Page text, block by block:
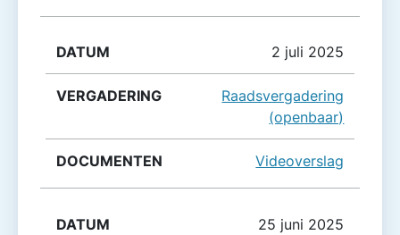
2 juli 2025
Raadsvergadering
(openbaar)
Videoverslag
25 juni 2025